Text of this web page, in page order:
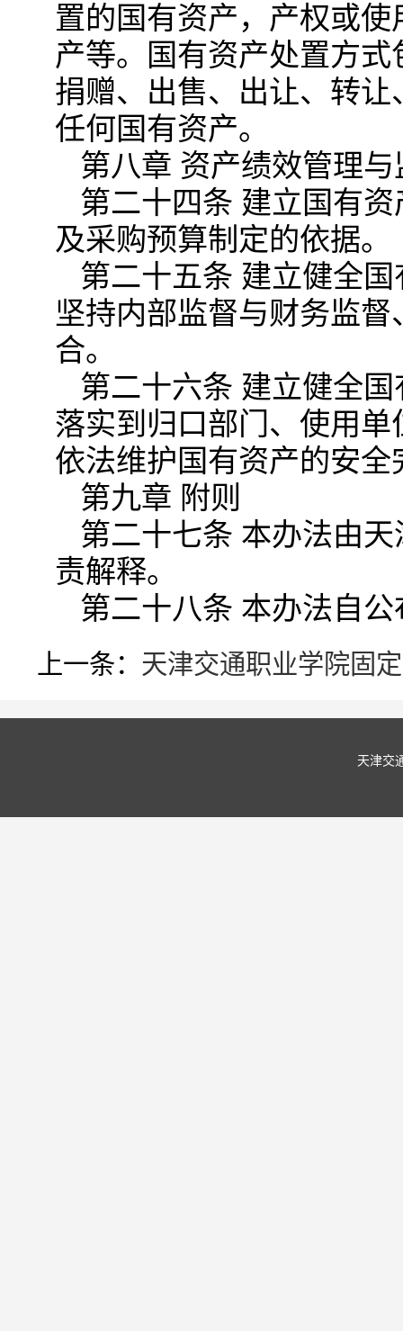
置的国有资产，产权或
产等。国有资产处置方
捐赠、出售、出让、转
任何国有资产。
第八章 资产绩效管理
第二十四条 建立国有
及采购预算制定的依据。
第二十五条 建立健全
坚持内部监督与财务监
合。
第二十六条 建立健全
落实到归口部门、使用
依法维护国有资产的安
第九章 附则
第二十七条 本办法由
责解释。
第二十八条 本办法自
上一条： 天津交通职业学院固
天津交